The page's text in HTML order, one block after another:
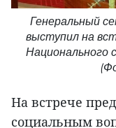
Генеральный
выступил на
Национального
На встрече
социальным